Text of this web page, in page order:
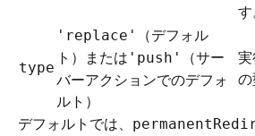
す
type
'replace'
（デフォル
ト）または 'push'
（サー
バーアクションでのデフォ
ルト）
実
の
デフォルトでは、